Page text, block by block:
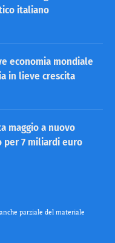
italiano
economia mondiale
in lieve crescita
maggio a nuovo
per 7 miliardi euro
parziale del materiale